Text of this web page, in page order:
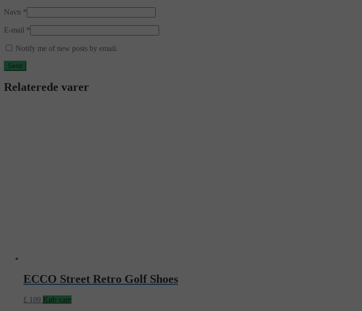
Navn *
E-mail *
Notify me of new posts by email.
Relaterede varer
ECCO Street Retro Golf Shoes
£ 109 Køb vare